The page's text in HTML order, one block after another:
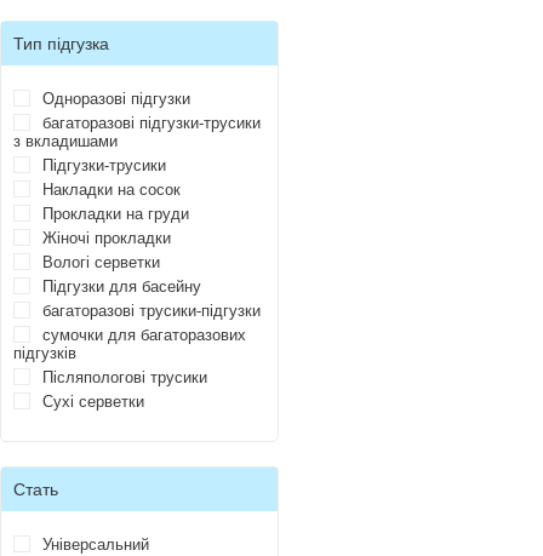
Тип підгузка
Одноразові підгузки
багаторазові підгузки-трусики
з вкладишами
Підгузки-трусики
Накладки на сосок
Прокладки на груди
Жіночі прокладки
Вологі серветки
Підгузки для басейну
багаторазові трусики-підгузки
сумочки для багаторазових
підгузків
Післяпологові трусики
Сухі серветки
Стать
Універсальний